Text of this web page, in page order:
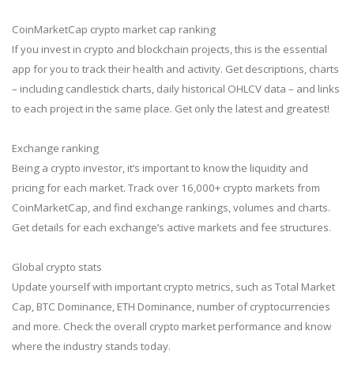
CoinMarketCap crypto market cap ranking
If you invest in crypto and blockchain projects, this is the essential
app for you to track their health and activity. Get descriptions, charts
– including candlestick charts, daily historical OHLCV data – and links
to each project in the same place. Get only the latest and greatest!
Exchange ranking
Being a crypto investor, it’s important to know the liquidity and
pricing for each market. Track over 16,000+ crypto markets from
CoinMarketCap, and find exchange rankings, volumes and charts.
Get details for each exchange’s active markets and fee structures.
Global crypto stats
Update yourself with important crypto metrics, such as Total Market
Cap, BTC Dominance, ETH Dominance, number of cryptocurrencies
and more. Check the overall crypto market performance and know
where the industry stands today.